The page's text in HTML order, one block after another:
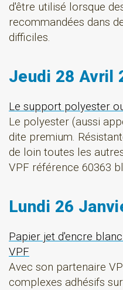
d'être utilisé lorsque
recommandées dans
difficiles.
Jeudi 28 Avril
Le support polyester
Le polyester (aussi
dite premium.
de loin toutes les
VPF référence 60363
Lundi 26
Papier jet d'encre
VPF
Avec son partenaire
complexes adhésifs